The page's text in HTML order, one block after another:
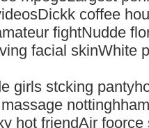
coffee
fightNudde
facial skinWhite
girls stcking
hot friendAir